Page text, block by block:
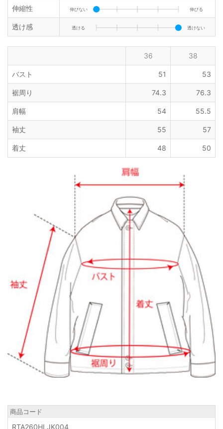
伸縮性 伸びない 伸びる
透け感 透ける 透けない
36 38
バスト 51 53
裾周り 74.3 76.3
肩幅 54 55.5
袖丈 55 57
着丈 48 50
商品コード
RTA260HLJK004